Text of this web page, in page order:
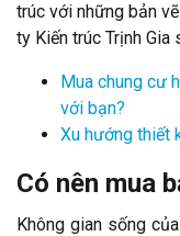
trúc với những bản
ty Kiến trúc Trịnh
Mua chung cư
với bạn?
Xu hướng thiết
Có nên mua
Không gian sống